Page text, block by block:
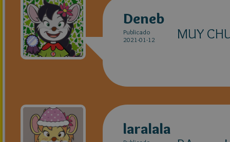
Deneb
Publicado
2021-01-12
MUY
laralala